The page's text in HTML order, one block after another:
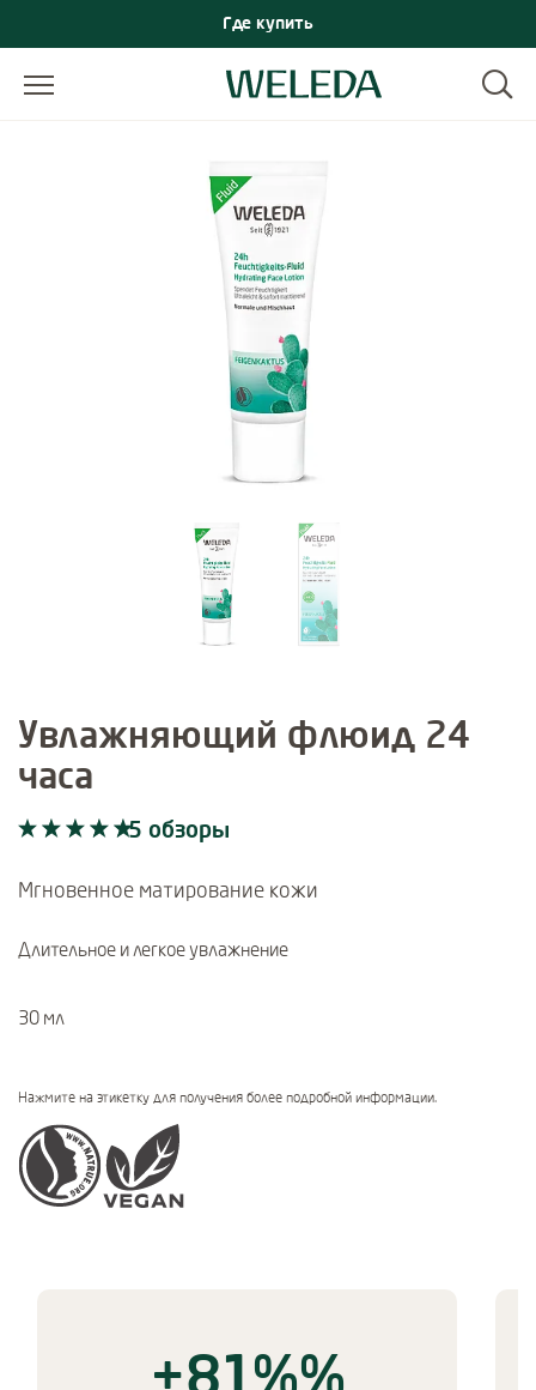
Где купить
Увлажняющий флюид 24
часа
Current rating: 5 out of 5 stars rated by 5 customers
5 обзоры
5 обзоры
Мгновенное матирование кожи
Длительное и легкое увлажнение
30 мл
Certifications
Нажмите на этикетку для получения более подробной информации.
+81%%